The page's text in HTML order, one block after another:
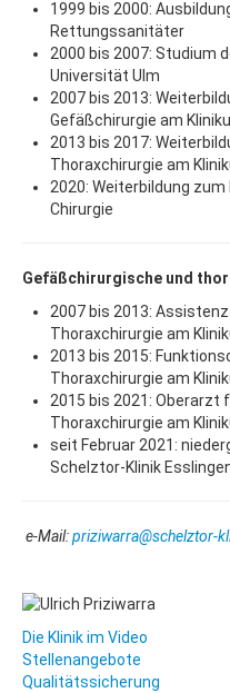
1999 bis 2000:
Rettungssanitäter
2000 bis 2007: Studium
Universität Ulm
2007 bis 2013:
Gefäßchirurgie am
2013 bis 2017:
Thoraxchirurgie am
2020: Weiterbildung
Chirurgie
Gefäßchirurgische und
2007 bis 2013:
Thoraxchirurgie am
2013 bis 2015:
Thoraxchirurgie am
2015 bis 2021: Oberarzt
Thoraxchirurgie am
seit Februar 2021:
Schelztor-Klinik
e-Mail:priziwarra@schelztor-
Die Klinik im Video
Stellenangebote
Qualitätssicherung